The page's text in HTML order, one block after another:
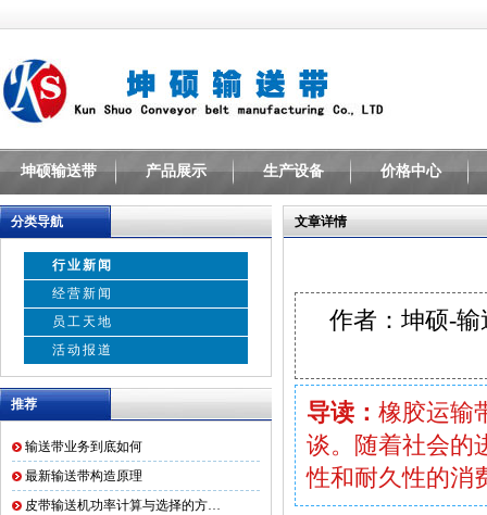
坤硕输送带 产品展示 生产设备 价格中心
分类导航
行业新闻
经营新闻
员工天地
活动报道
推荐
输送带业务到底如何
最新输送带构造原理
皮带输送机功率计算与选择的方…
文章详情
作者：坤硕-
导读： 橡胶运输
谈。随着社会的
性和耐久性的消